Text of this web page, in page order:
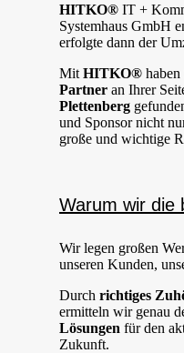
HITKO® IT +
Systemhaus GmbH
erfolgte dann der
Mit HITKO® haben
Partner an Ihrer
Plettenberg
und Sponsor nicht
große und wichtige
Warum wir die
Wir legen großen
unseren Kunden,
Durch richtiges
ermitteln wir genau
Lösungen für den
Zukunft.